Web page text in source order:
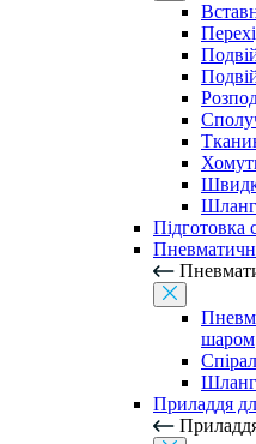
Підготовка
шаром
Приладдя